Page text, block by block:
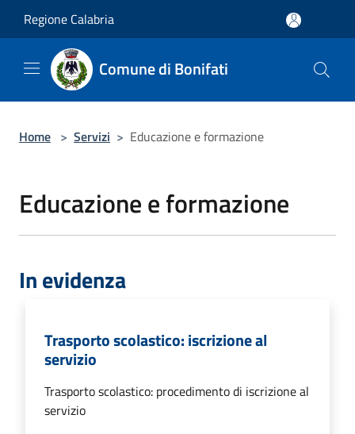
Regione Calabria
Comune di Bonifati
Home > Servizi > Educazione e formazione
Educazione e formazione
In evidenza
Trasporto scolastico: iscrizione al
servizio
Trasporto scolastico: procedimento di iscrizione al
servizio